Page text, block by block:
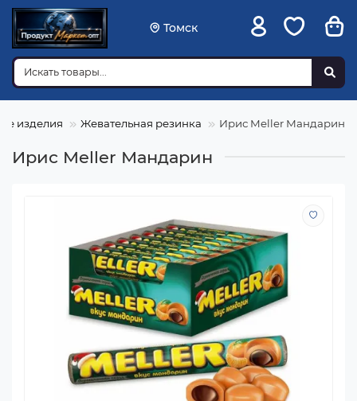
Томск
изделия Жевательная резинка Ирис Meller Мандарин
Ирис Meller Мандарин